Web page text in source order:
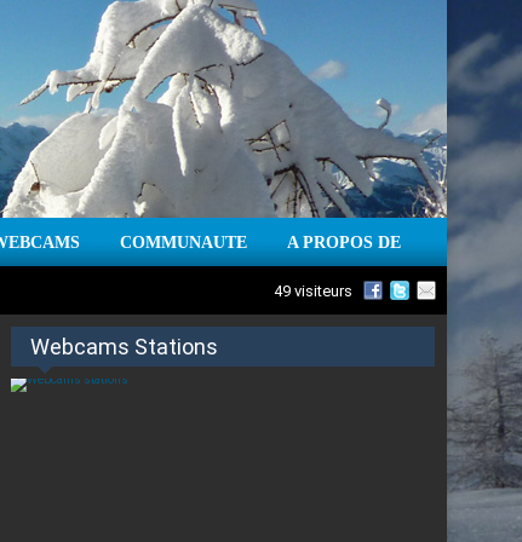
COMMUNAUTE A PROPOS DE
49 visiteurs
Webcams Stations